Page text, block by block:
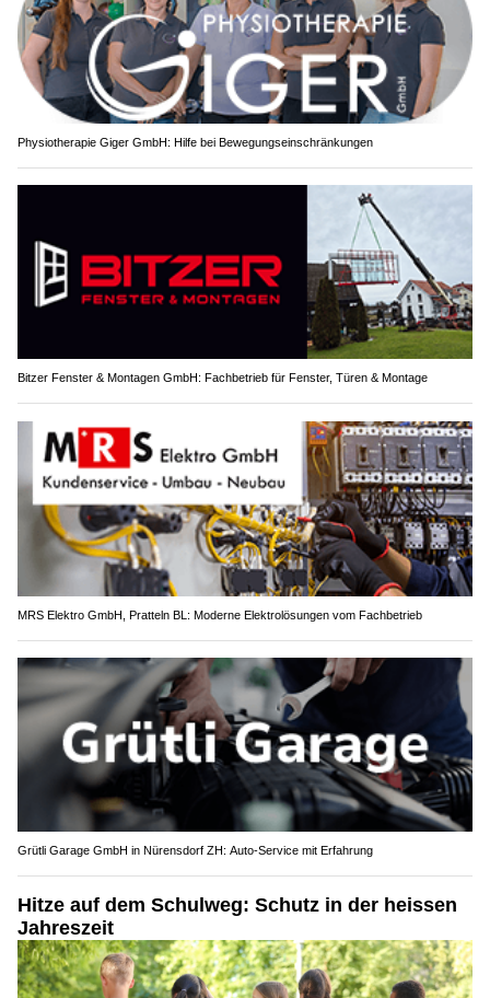
Physiotherapie Giger GmbH: Hilfe bei Bewegungseinschränkungen
Bitzer Fenster & Montagen GmbH: Fachbetrieb für Fenster, Türen & Montage
MRS Elektro GmbH, Pratteln BL: Moderne Elektrolösungen vom Fachbetrieb
Grütli Garage GmbH in Nürensdorf ZH: Auto-Service mit Erfahrung
Hitze auf dem Schulweg: Schutz in der heissen
Jahreszeit